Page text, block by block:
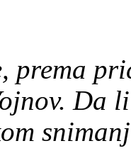
prema
Da